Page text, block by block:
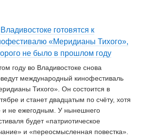
готовятся к
«Меридианы Тихого»,
не было в прошлом году
году во Владивостоке снова
международный кинофестиваль
Тихого». Он состоится в
и станет двадцатым по счёту, хотя
и не ежегодным. У нынешнего
будет «патриотическое
и «переосмысленная повестка».